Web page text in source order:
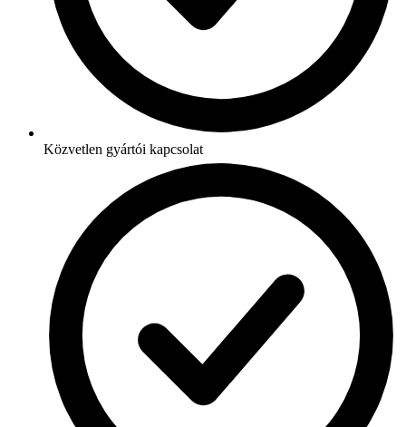
Közvetlen gyártói kapcsolat